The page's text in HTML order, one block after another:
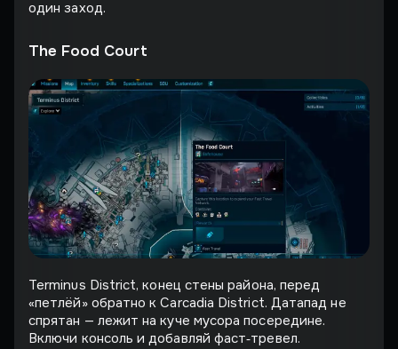
один заход.
The Food Court
Terminus District, конец стены района, перед
«петлёй» обратно к Carcadia District. Датапад не
спрятан — лежит на куче мусора посередине.
Включи консоль и добавляй фаст‐тревел.